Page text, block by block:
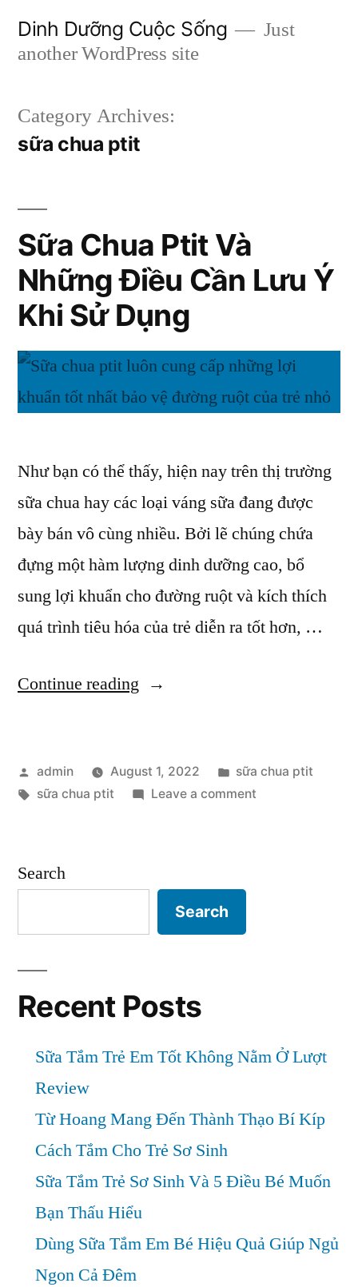
Dinh Dưỡng Cuộc Sống
Just
another WordPress site
Category Archives:
sữa chua ptit
Sữa Chua Ptit Và
Những Điều Cần Lưu Ý
Khi Sử Dụng
Như bạn có thể thấy, hiện nay trên thị trường
sữa chua hay các loại váng sữa đang được
bày bán vô cùng nhiều. Bởi lẽ chúng chứa
đựng một hàm lượng dinh dưỡng cao, bổ
sung lợi khuẩn cho đường ruột và kích thích
quá trình tiêu hóa của trẻ diễn ra tốt hơn, …
Continue reading “Sữa
Và
Những
Ý
Sử
Posted
by
admin August 1, 2022
Posted
in
sữa chua ptit
Tags:
sữa chua ptit Leave a commenton
Dụng
Search
Search
Recent Posts
Sữa Tắm Trẻ Em Tốt Không Nằm Ở Lượt
Review
Từ Hoang Mang Đến Thành Thạo Bí Kíp
Cách Tắm Cho Trẻ Sơ Sinh
Sữa Tắm Trẻ Sơ Sinh Và 5 Điều Bé Muốn
Bạn Thấu Hiểu
Dùng Sữa Tắm Em Bé Hiệu Quả Giúp Ngủ
Ngon Cả Đêm